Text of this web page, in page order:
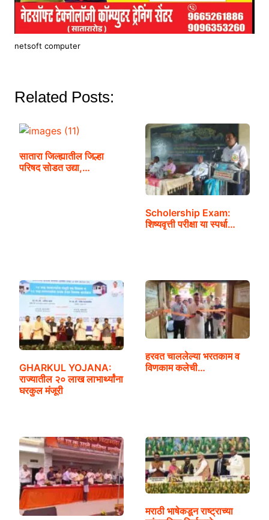
netsoft computer
Related Posts:
सातारा जिल्ह्यातील जिल्हा
परिषद सोडत उद्या,…
Scholership Exam:
शिष्यवृत्ती परीक्षा या स्पर्धा…
GHARKUL YOJANA:
राज्यातील २० लाख लाभार्थ्यांना
घरकुल मंजूरी
हरवत चाललेल्या भरतकाम व
विणकाम कलेची…
मराठी भाषेकडून राष्ट्राच्या